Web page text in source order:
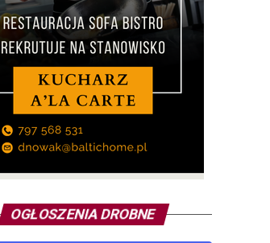
OGŁOSZENIA DROBNE